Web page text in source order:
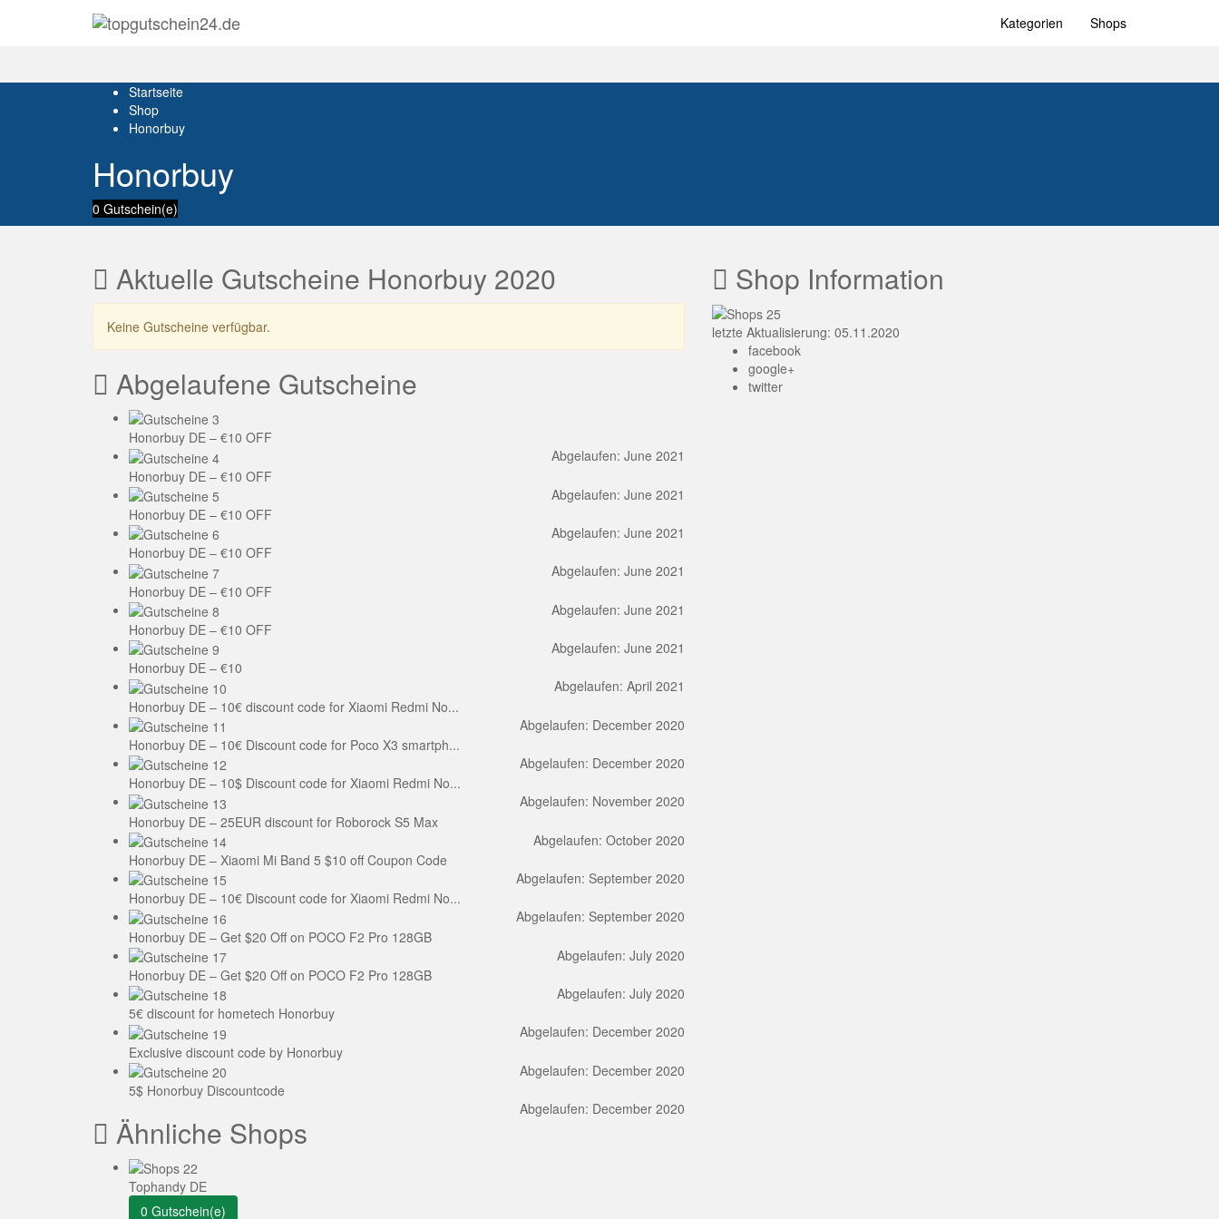
Kategorien Shops
Startseite
Shop
Honorbuy
Honorbuy
0 Gutschein(e)
Aktuelle Gutscheine Honorbuy 2020
Keine Gutscheine verfügbar.
Abgelaufene Gutscheine
Honorbuy DE – €10 OFF
Abgelaufen: June 2021
Honorbuy DE – €10 OFF
Abgelaufen: June 2021
Honorbuy DE – €10 OFF
Abgelaufen: June 2021
Honorbuy DE – €10 OFF
Abgelaufen: June 2021
Honorbuy DE – €10 OFF
Abgelaufen: June 2021
Honorbuy DE – €10 OFF
Abgelaufen: June 2021
Honorbuy DE – €10
Abgelaufen: April 2021
Honorbuy DE – 10€ discount code for Xiaomi Redmi No...
Abgelaufen: December 2020
Honorbuy DE – 10€ Discount code for Poco X3 smartph...
Abgelaufen: December 2020
Honorbuy DE – 10$ Discount code for Xiaomi Redmi No...
Abgelaufen: November 2020
Honorbuy DE – 25EUR discount for Roborock S5 Max
Abgelaufen: October 2020
Honorbuy DE – Xiaomi Mi Band 5 $10 off Coupon Code
Abgelaufen: September 2020
Honorbuy DE – 10€ Discount code for Xiaomi Redmi No...
Abgelaufen: September 2020
Honorbuy DE – Get $20 Off on POCO F2 Pro 128GB
Abgelaufen: July 2020
Honorbuy DE – Get $20 Off on POCO F2 Pro 128GB
Abgelaufen: July 2020
5€ discount for hometech Honorbuy
Abgelaufen: December 2020
Exclusive discount code by Honorbuy
Abgelaufen: December 2020
5$ Honorbuy Discountcode
Abgelaufen: December 2020
Ähnliche Shops
Tophandy DE
0 Gutschein(e)
Shop Information
letzte Aktualisierung: 05.11.2020
facebook
google+
twitter